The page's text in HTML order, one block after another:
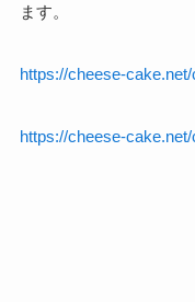
ます。
https://cheese-
https://cheese-